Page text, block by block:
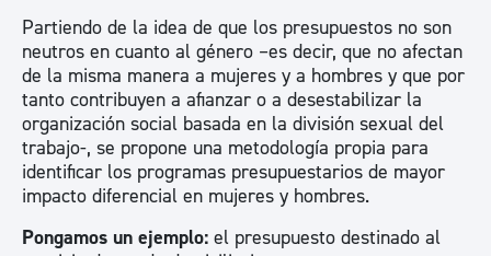
Partiendo de la idea de que los presupuestos no son
neutros en cuanto al género –es decir, que no afectan
de la misma manera a mujeres y a hombres y que por
tanto contribuyen a afianzar o a desestabilizar la
organización social basada en la división sexual del
trabajo-, se propone una metodología propia para
identificar los programas presupuestarios de mayor
impacto diferencial en mujeres y hombres.
Pongamos un ejemplo: el presupuesto destinado al